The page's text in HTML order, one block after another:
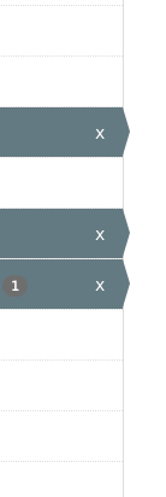
x
x
1
x